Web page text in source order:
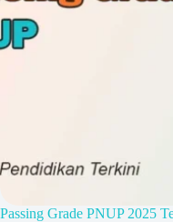
Passing Grade PNUP 2025